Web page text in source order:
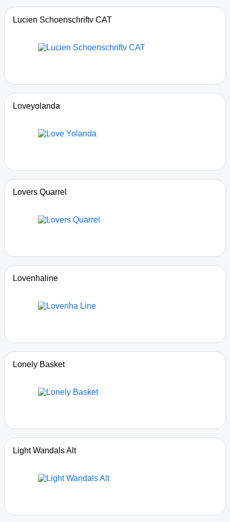
Lucien Schoenschriftv CAT
Loveyolanda
Lovers Quarrel
Lovenhaline
Lonely Basket
Light Wandals Alt